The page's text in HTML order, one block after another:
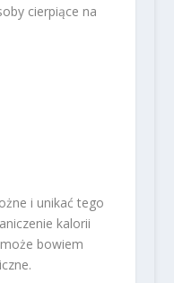
cierpiące na
i unikać tego
kalorii
bowiem